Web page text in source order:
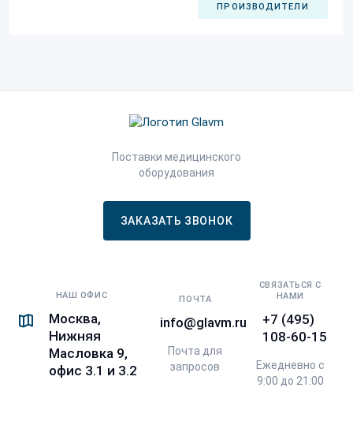
ПРОИЗВОДИТЕЛИ
Поставки медицинского
оборудования
ЗАКАЗАТЬ ЗВОНОК
НАШ ОФИС
Москва,
Нижняя
Масловка 9,
офис 3.1 и 3.2
ПОЧТА
info@glavm.ru
Почта для
запросов
СВЯЗАТЬСЯ С
НАМИ
+7 (495)
108-60-15
Ежедневно с
9:00 до 21:00